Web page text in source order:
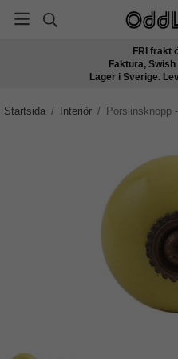
FRI frakt
Faktura,
Lager i Sverige.
Startsida / Interiör / Porslinsknopp